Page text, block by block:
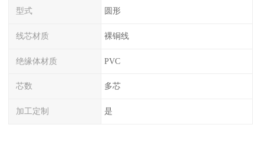
型式 圆形
线芯材质 裸铜线
绝缘体材质 PVC
芯数 多芯
加工定制 是